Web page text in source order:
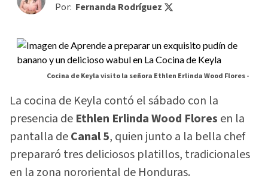
Por: Fernanda Rodríguez
Cocina de Keyla visito la señora Ethlen Erlinda Wood Flores -
La cocina de Keyla contó el sábado con la
presencia de Ethlen Erlinda Wood Flores en la
pantalla deCanal 5, quien junto a la bella chef
prepararó tres deliciosos platillos, tradicionales
en la zona nororiental de Honduras.